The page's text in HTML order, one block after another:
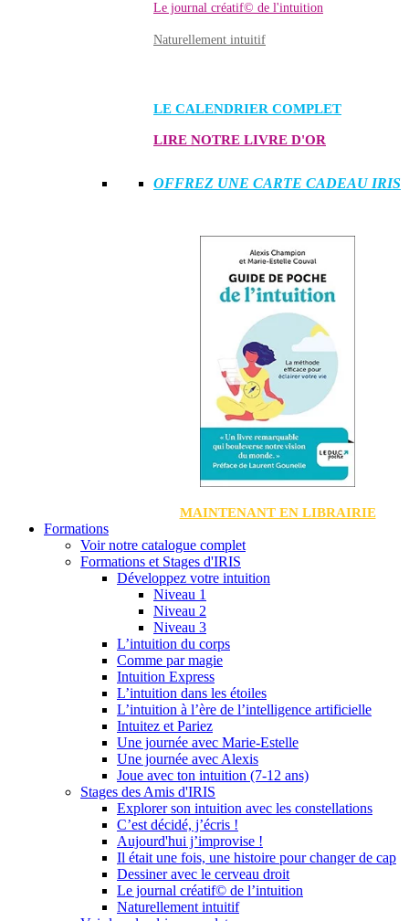
Le journal créatif© de l'intuition
Naturellement intuitif
LE CALENDRIER COMPLET
LIRE NOTRE LIVRE D'OR
OFFREZ UNE CARTE CADEAU IRIS
MAINTENANT EN LIBRAIRIE
Formations
Voir notre catalogue complet
Formations et Stages d'IRIS
Développez votre intuition
Niveau 1
Niveau 2
Niveau 3
L’intuition du corps
Comme par magie
Intuition Express
L’intuition dans les étoiles
L’intuition à l’ère de l’intelligence artificielle
Intuitez et Pariez
Une journée avec Marie-Estelle
Une journée avec Alexis
Joue avec ton intuition (7-12 ans)
Stages des Amis d'IRIS
Explorer son intuition avec les constellations
C’est décidé, j’écris !
Aujourd'hui j’improvise !
Il était une fois, une histoire pour changer de cap
Dessiner avec le cerveau droit
Le journal créatif© de l’intuition
Naturellement intuitif